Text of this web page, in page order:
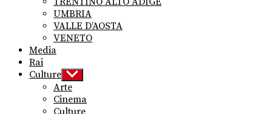
UMBRIA
VALLE D’AOSTA
VENETO
Media
Rai
Culture Show
sub
menu
Arte
Cinema